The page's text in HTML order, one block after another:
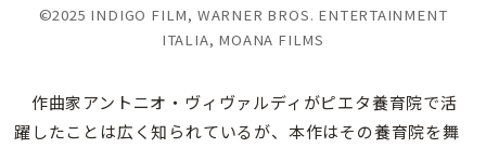
©2025 INDIGO FILM, WARNER BROS. ENTERTAINMENT
ITALIA, MOANA FILMS
作曲家アントニオ・ヴィヴァルディがピエタ養育院で活
躍したことは広く知られているが、本作はその養育院を舞